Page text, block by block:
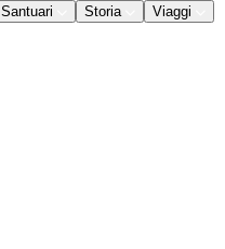
Santuari Storia Viaggi